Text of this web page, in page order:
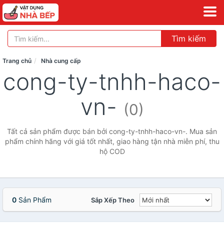
Tìm kiếm
Trang chủ Nhà cung cấp
cong-ty-tnhh-haco-
vn- (0)
Tất cả sản phẩm được bán bởi cong-ty-tnhh-haco-vn-. Mua sản
phẩm chính hãng với giá tốt nhất, giao hàng tận nhà miễn phí, thu
hộ COD
0 Sản Phẩm Sắp Xếp Theo